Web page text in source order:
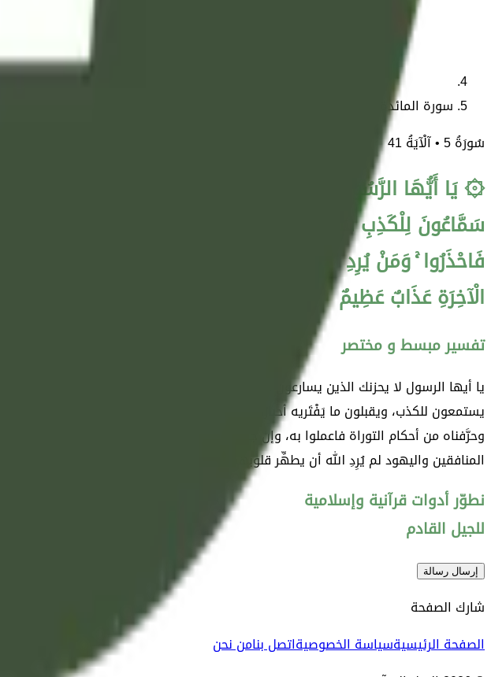
سورة المائدة آية 41
سُورَةُ5• آلْآيَةُ41
۞ يَا أَيُّهَا الرَّسُولُ لَا يَحْزُنْكَ الَّذِينَ يُسَارِعُونَ فِي الْكُفْرِ مِنَ
سَمَّاعُونَ لِلْكَذِبِ سَمَّاعُونَ لِقَوْمٍ آخَرِينَ لَمْ يَأْتُوكَ ۖ يُحَرِّفُونَ
فَاحْذَرُوا ۚ وَمَنْ يُرِدِ اللَّهُ فِتْنَتَهُ فَلَنْ تَمْلِكَ لَهُ مِنَ اللَّهِ شَيْئًا
الْآخِرَةِ عَذَابٌ عَظِيمٌ
تفسير مبسط و مختصر
يا أيها الرسول لا يحزنك الذين يسارعون في جحود نبوتك من المنافقين الذين أظهروا
يستمعون للكذب، ويقبلون ما يَفْتَريه أحبارُهم، ويستجيبون لقوم آخرين لا يحضرون
وحرَّفناه من أحكام التوراة فاعملوا به، وإن جاءكم منه ما يخالفه فاحذروا قبوله،
المنافقين واليهود لم يُرِدِ الله أن يطهِّر قلوبهم من دنس الكفر، لهم الذلُّ والفضيحة في
نطوّر أدوات قرآنية وإسلامية
للجيل القادم
إرسال رسالة
شارك الصفحة
الصفحة الرئيسيةسياسة الخصوصيةاتصل بنامن نحن